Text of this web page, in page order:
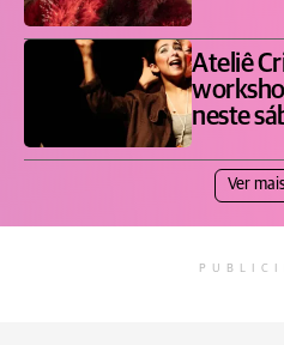
Ateliê
neste
Ver